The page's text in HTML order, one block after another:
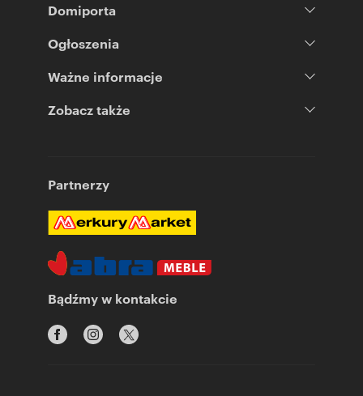
Domiporta
Ogłoszenia
Ważne informacje
Zobacz także
Partnerzy
Bądźmy w kontakcie